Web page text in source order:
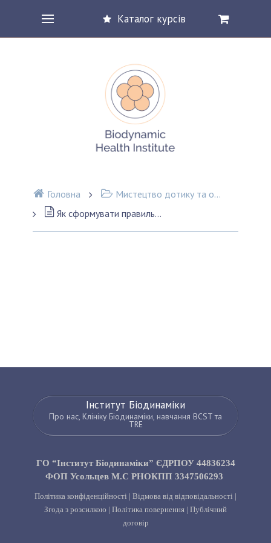
Каталог курсів
Головна
Мистецтво дотику та основи тілесної терапії
Як сформувати правильний контекст для дотику: про дотик у полі взаємин
Інститут Біодинаміки
Про нас, Клініку Біодинаміки, навчання BCST та
TRE
ГО “Інститут Біодинаміки” ЄДРПОУ 44836234
ФОП Усольцев М.С РНОКПП 3347506293
Політика конфіденційності | Відмова від відповідальності |
Згода з розсилкою | Політика повернення | Публічний
договір